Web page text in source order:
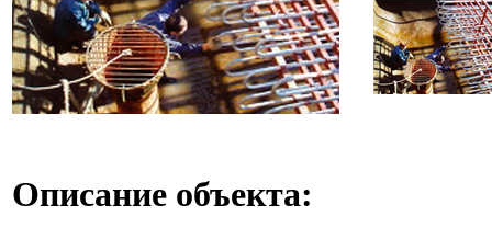
Описание объекта: